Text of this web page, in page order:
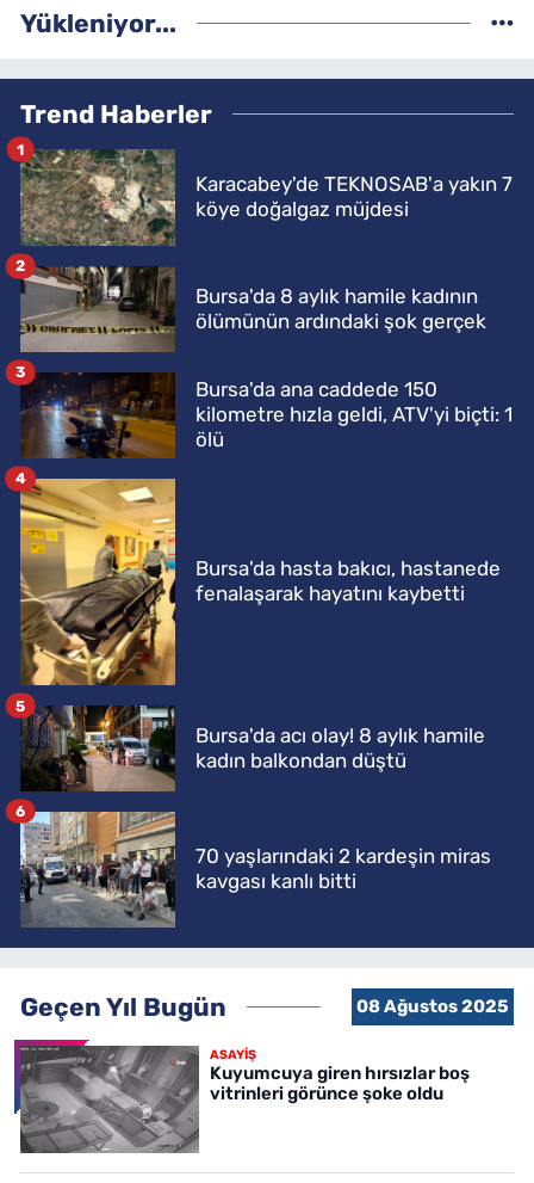
Yükleniyor...
Trend Haberler
Karacabey'de TEKNOSAB'a yakın 7
köye doğalgaz müjdesi
1
Bursa'da 8 aylık hamile kadının
ölümünün ardındaki şok gerçek
2
Bursa'da ana caddede 150
kilometre hızla geldi, ATV'yi biçti: 1
ölü
3
Bursa'da hasta bakıcı, hastanede
fenalaşarak hayatını kaybetti
4
Bursa'da acı olay! 8 aylık hamile
kadın balkondan düştü
5
70 yaşlarındaki 2 kardeşin miras
kavgası kanlı bitti
6
Geçen Yıl Bugün 08 Ağustos 2025
ASAYİŞ
Kuyumcuya giren hırsızlar boş
vitrinleri görünce şoke oldu